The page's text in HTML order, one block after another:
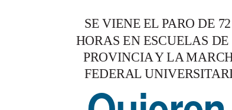
SE VIENE EL PARO DE 72
HORAS EN ESCUELAS
PROVINCIA Y LA
FEDERAL